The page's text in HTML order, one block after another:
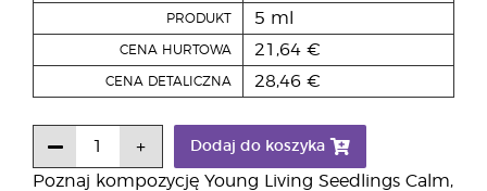
Poznaj kompozycję Young Living Seedlings Calm,
PRODUKT 5 ml
CENA HURTOWA 21,64 €
CENA DETALICZNA 28,46 €
Dodaj do koszyka